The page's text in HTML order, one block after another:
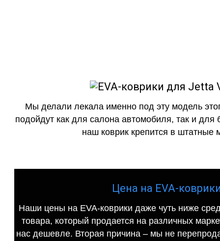
Мы делали лекала именно под эту модель
подойдут как для салона автомобиля, так и для
наш коврик крепится в штатные
Цена на EVA-
Наши цены на EVA-коврики даже чуть ниже
товара, который продается на различных
нас дешевле. Вторая причина – мы не